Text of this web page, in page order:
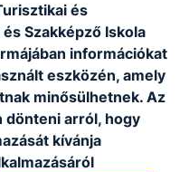
és
Szakképző Iskola
információkat
eszközén, amely
minősülhetnek. Az
dönteni arról, hogy
kívánja